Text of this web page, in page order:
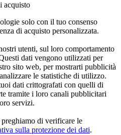
acquisto
solo con il tuo consenso
di acquisto personalizzata.
utenti, sul loro comportamento
dati vengono utilizzati per
sito web, per mostrarti pubblicità
le statistiche di utilizzo.
dati crittografati con quelli di
tramite i loro canali pubblicitari
servizi.
di verificare le
sulla protezione dei dati.